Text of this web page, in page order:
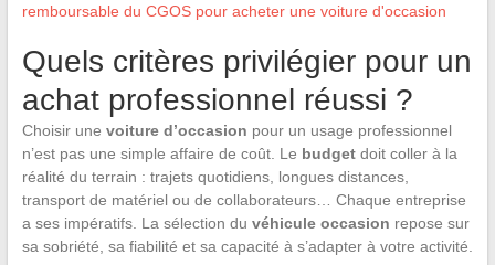
remboursable du CGOS pour acheter une voiture d'occasion
Quels critères privilégier pour un
achat professionnel réussi ?
Choisir une voiture d’occasion pour un usage professionnel
n’est pas une simple affaire de coût. Le budgetdoit coller à la
réalité du terrain : trajets quotidiens, longues distances,
transport de matériel ou de collaborateurs… Chaque entreprise
a ses impératifs. La sélection du véhicule occasion repose sur
sa sobriété, sa fiabilité et sa capacité à s’adapter à votre activité.